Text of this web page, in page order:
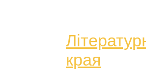
края